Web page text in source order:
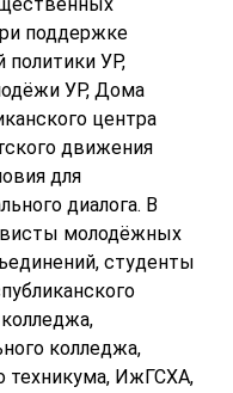
поддержке
политики УР,
УР, Дома
центра
движения
для
диалога. В
молодёжных
студенты
колледжа,
техникума, ИжГСХА,